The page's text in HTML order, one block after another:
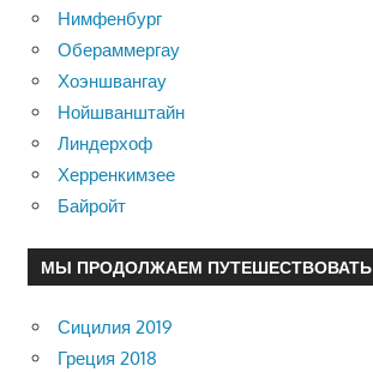
Нимфенбург
Обераммергау
Хоэншвангау
Нойшванштайн
Линдерхоф
Херренкимзее
Байройт
МЫ ПРОДОЛЖАЕМ ПУТЕШЕСТВОВАТЬ
Сицилия 2019
Греция 2018